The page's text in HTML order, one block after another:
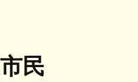
民